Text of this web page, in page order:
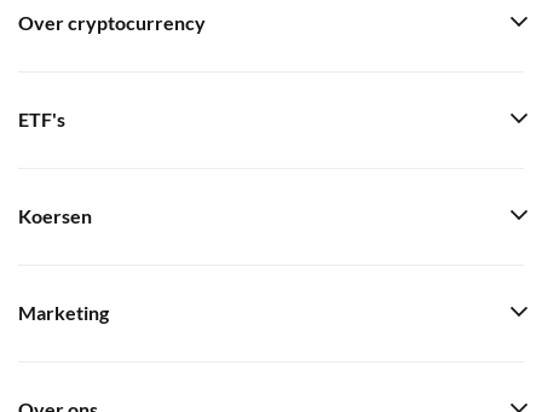
Over cryptocurrency
ETF's
Koersen
Marketing